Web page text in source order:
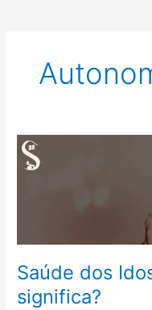
Saúde dos
significa?
Saúde
dos
significa?